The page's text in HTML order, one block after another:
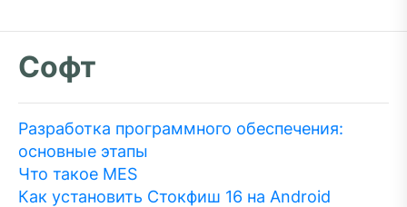
Софт
Разработка программного обеспечения:
основные этапы
Что такое MES
Как установить Стокфиш 16 на Android